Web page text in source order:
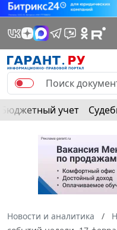
Бюджетный учет
Новости и аналитика